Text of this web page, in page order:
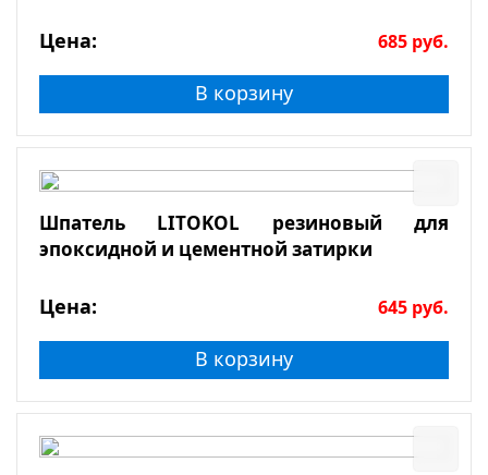
Цена: 685 руб.
В корзину
Шпатель LITOKOL резиновый для
эпоксидной и цементной затирки
Цена: 645 руб.
В корзину